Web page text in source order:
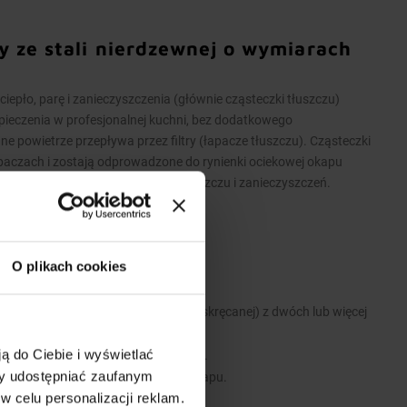
O plikach cookies
do Ciebie i wyświetlać
udostępniać zaufanym
celu personalizacji reklam.
ze stali nierdzewnej o wymiarach
parę i zanieczyszczenia (głównie cząsteczki tłuszczu)
w profesjonalnej kuchni, bez dodatkowego
powietrze przepływa przez filtry (łapacze tłuszczu). Cząsteczki
i zostają odprowadzone do rynienki ociekowej okapu
umożliwia spuszczenie tłuszczu i zanieczyszczeń.
wykonane są w wersji łączonej (skręcanej) z dwóch lub więcej
i zawiesi umożliwiających montaż.
dodatkowe wyposażenie okapu.